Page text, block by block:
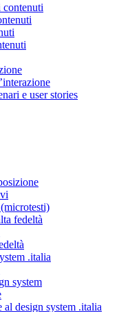
contenuti
e user stories
fedeltà
.italia
system
design system .italia